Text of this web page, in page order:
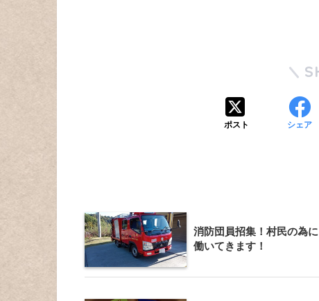
ポスト シェア
消防団員招集！村民の為に
働いてきます！